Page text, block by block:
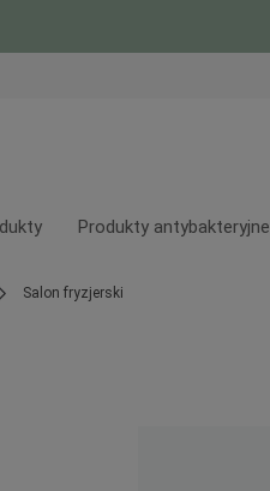
Produkty antybakteryjne
Salon fryzjerski